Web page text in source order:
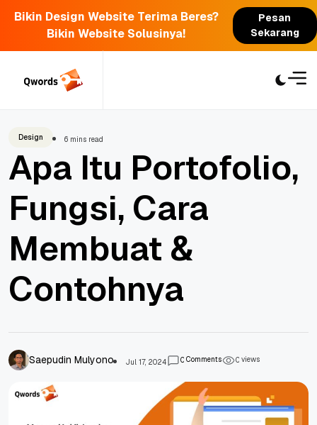
Bikin Design Website Terima Beres?
Bikin Website Solusinya!
Pesan
Sekarang
Design 6 mins read
Apa Itu Portofolio,
Fungsi, Cara
Membuat &
Contohnya
Saepudin Mulyono Jul 17, 2024 0Comments 0views